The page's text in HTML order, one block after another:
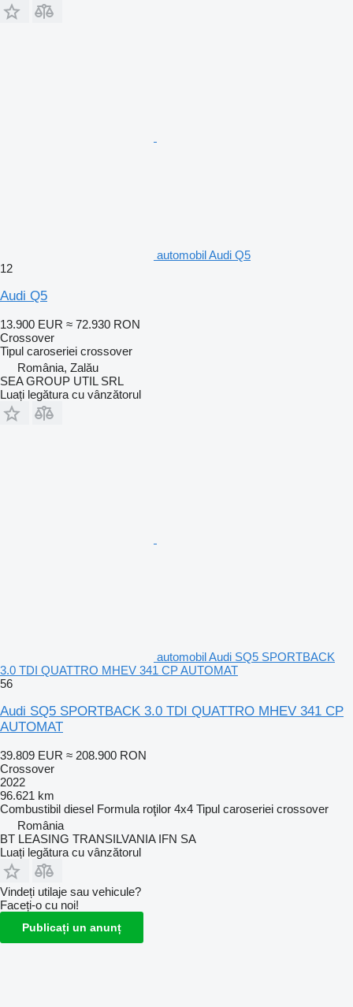
automobil Audi Q5
12
Audi Q5
13.900 EUR ≈ 72.930 RON
Crossover
Tipul caroseriei crossover
România, Zalău
SEA GROUP UTIL SRL
Luați legătura cu vânzătorul
automobil Audi SQ5 SPORTBACK
3.0 TDI QUATTRO MHEV 341 CP AUTOMAT
56
Audi SQ5 SPORTBACK 3.0 TDI QUATTRO MHEV 341 CP
AUTOMAT
39.809 EUR ≈ 208.900 RON
Crossover
2022
96.621 km
Combustibil diesel Formula roţilor 4x4 Tipul caroseriei crossover
România
BT LEASING TRANSILVANIA IFN SA
Luați legătura cu vânzătorul
Vindeți utilaje sau vehicule?
Faceți-o cu noi!
Publicați un anunț